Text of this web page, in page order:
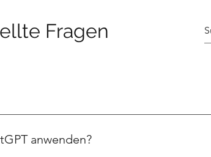
Fragen
Zusätzlich kannst Du Dir Zeit für
anwenden?